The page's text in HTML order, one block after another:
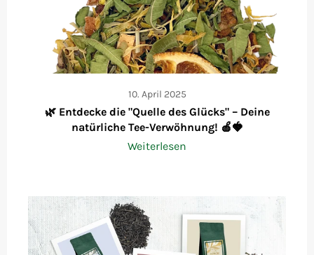
10. April 2025
🌿 Entdecke die "Quelle des Glücks" – Deine
natürliche Tee-Verwöhnung! 🍎🍓
Weiterlesen